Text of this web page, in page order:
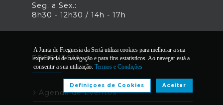
Seg. a Sex.:
8h30 - 12h30 / 14h - 17h
FREGUESIA
Agenda de Eventos
A Junta de Freguesia da Sertã utiliza cookies para melhorar a sua
experiência de navegação e para fins estatísticos. Ao navegar está a
consentir a sua utilização. Termos e Condições
Aceitar
Definiçoes de Cookies